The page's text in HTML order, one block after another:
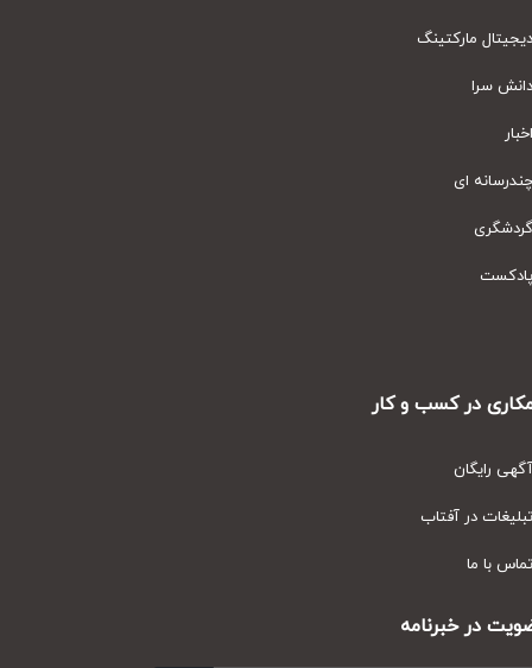
مارکتینگ
سرا
ای
در کسب و کار
رایگان
در آفتاب
با ما
در خبرنامه